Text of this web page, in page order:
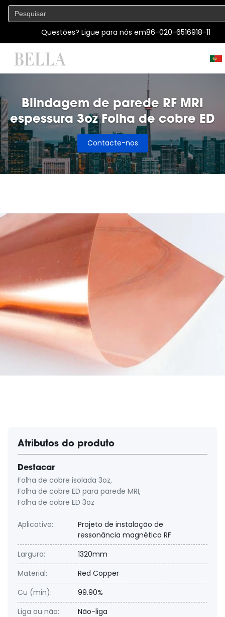
Questões? Ligue para nós em86-020-6516918-11
Blindagem de parede RF MRI
espessura 3oz Folha de cobre ED
Contacte-nos
Atributos do produto
Destacar
Folha de cobre isolada 3oz,
Folha de cobre ED para parede MRI,
Folha de cobre ED 3oz
Aplicativo:
Projeto de instalação de
ressonância magnética RF
Largura:
1320mm
Material:
Red Copper
Cu (min):
99.90%
Liga ou não:
Não-liga